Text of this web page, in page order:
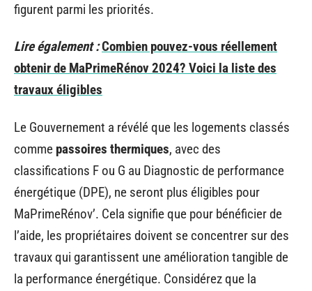
figurent parmi les priorités.
Lire également :Combien pouvez-vous réellement
obtenir de MaPrimeRénov 2024? Voici la liste des
travaux éligibles
Le Gouvernement a révélé que les logements classés
comme passoires thermiques, avec des
classifications F ou G au Diagnostic de performance
énergétique (DPE), ne seront plus éligibles pour
MaPrimeRénov’. Cela signifie que pour bénéficier de
l’aide, les propriétaires doivent se concentrer sur des
travaux qui garantissent une amélioration tangible de
la performance énergétique. Considérez que la